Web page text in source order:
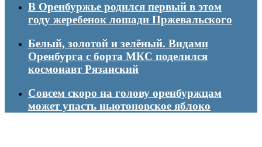
В Оренбуржье родился первый в этом
году жеребенок лошади Пржевальского
Белый, золотой и зелёный. Видами
Оренбурга с борта МКС поделился
космонавт Рязанский
Совсем скоро на голову оренбуржцам
может упасть ньютоновское яблоко